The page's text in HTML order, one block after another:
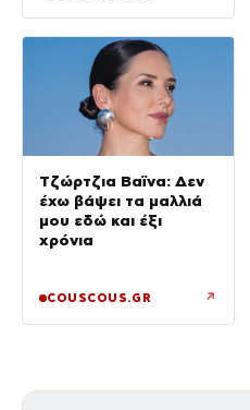
Τζώρτζια Βαϊνα: Δεν
έχω βάψει τα μαλλιά
μου εδώ και έξι
χρόνια
COUSCOUS.GR ↗